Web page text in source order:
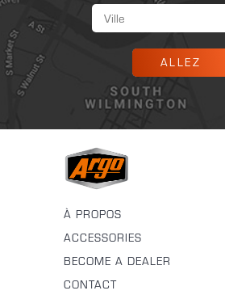
ALLEZ
À PROPOS
ACCESSORIES
BECOME A DEALER
CONTACT